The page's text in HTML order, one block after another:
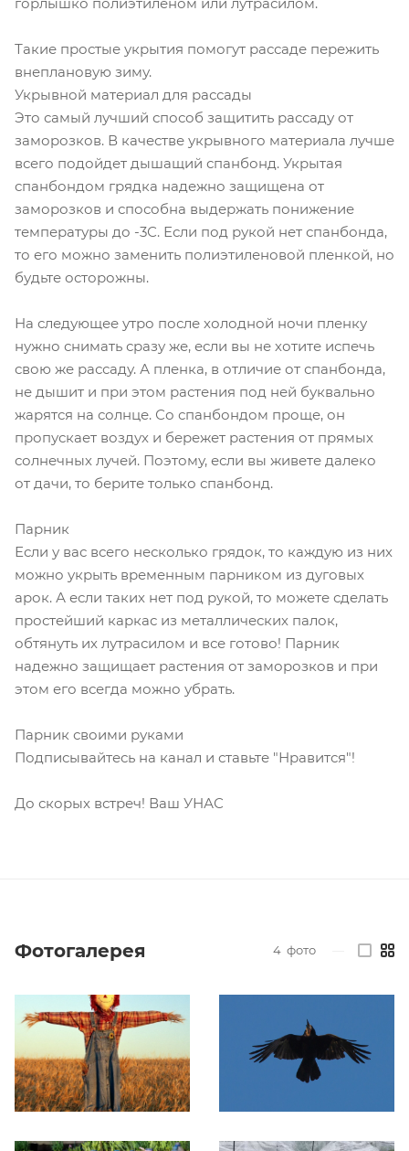
Такие простые укрытия помогут рассаде пережить
внеплановую зиму.
Укрывной материал для рассады
Это самый лучший способ защитить рассаду от
заморозков. В качестве укрывного материала лучше
всего подойдет дышащий спанбонд. Укрытая
спанбондом грядка надежно защищена от
заморозков и способна выдержать понижение
температуры до -3С. Если под рукой нет спанбонда,
то его можно заменить полиэтиленовой пленкой, но
будьте осторожны.
На следующее утро после холодной ночи пленку
нужно снимать сразу же, если вы не хотите испечь
свою же рассаду. А пленка, в отличие от спанбонда,
не дышит и при этом растения под ней буквально
жарятся на солнце. Со спанбондом проще, он
пропускает воздух и бережет растения от прямых
солнечных лучей. Поэтому, если вы живете далеко
от дачи, то берите только спанбонд.
Парник
Если у вас всего несколько грядок, то каждую из них
можно укрыть временным парником из дуговых
арок. А если таких нет под рукой, то можете сделать
простейший каркас из металлических палок,
обтянуть их лутрасилом и все готово! Парник
надежно защищает растения от заморозков и при
этом его всегда можно убрать.
Парник своими руками
Подписывайтесь на канал и ставьте "Нравится"!
До скорых встреч! Ваш УНАС
Фотогалерея 4 фото